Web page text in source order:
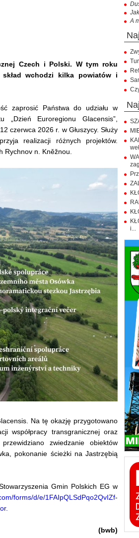
Czech i Polski. W tym roku
wchodzi kilka powiatów i
zaprosić Państwa do udziału w
„Dzień Euroregionu Glacensis”,
czerwca 2026 r. w Głuszycy. Służy
realizacji różnych projektów.
Rychnov n. Kněžnou.
Na tę okazję przygotowano
współpracy transgranicznej oraz
zwiedzanie obiektów
pokonanie ścieżki na Jastrzębią
Gmin Polskich EG w
forms/d/e/1FAIpQLSdPqo2QvIZf-
(bwb)
A
i...